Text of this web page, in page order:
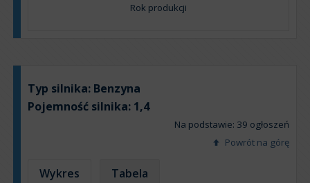
Rok produkcji
Typ silnika: Benzyna
Pojemność silnika: 1,4
Na podstawie: 39 ogłoszeń
Powrót na górę
Wykres Tabela